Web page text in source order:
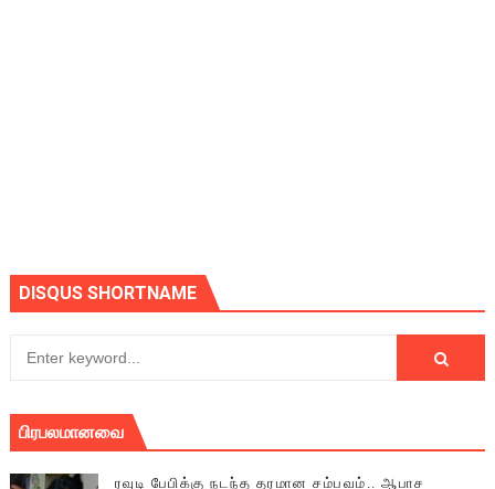
DISQUS SHORTNAME
பிரபலமானவை
ரவுடி பேபிக்கு நடந்த தரமான சம்பவம்.. ஆபாச